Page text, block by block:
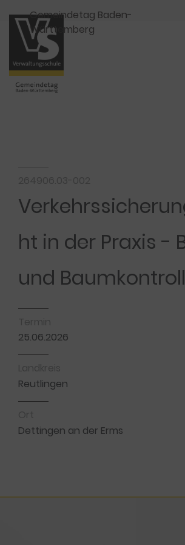
Navigation
Gemeindetag Baden-
Württemberg
ht in der Praxis -
und
25.06.2026
Reutlingen
Dettingen an der Erms